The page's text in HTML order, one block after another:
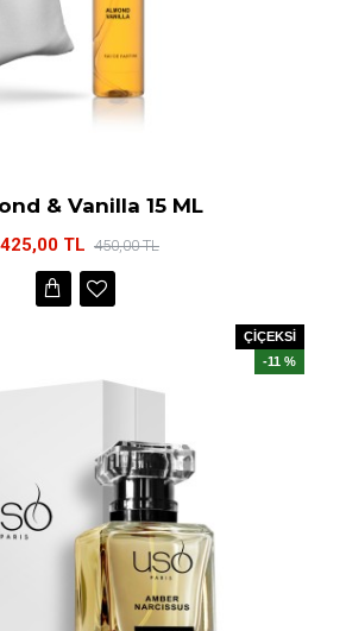
& Vanilla 15 ML
425,00 TL 450,00 TL
ÇİÇEKSİ
-11 %